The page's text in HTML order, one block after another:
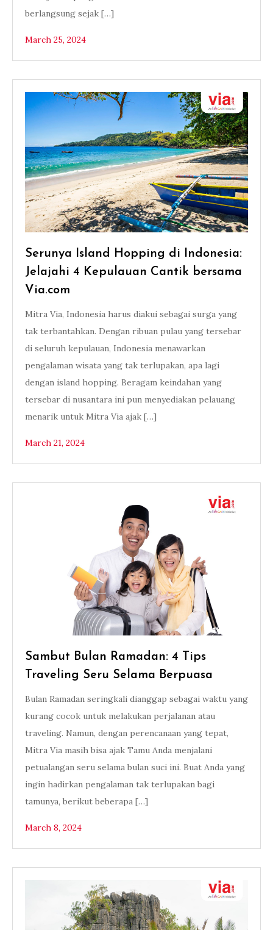
berlangsung sejak […]
March 25, 2024
Serunya Island Hopping di Indonesia:
Jelajahi 4 Kepulauan Cantik bersama
Via.com
Mitra Via, Indonesia harus diakui sebagai surga yang
tak terbantahkan. Dengan ribuan pulau yang tersebar
di seluruh kepulauan, Indonesia menawarkan
pengalaman wisata yang tak terlupakan, apa lagi
dengan island hopping. Beragam keindahan yang
tersebar di nusantara ini pun menyediakan pelauang
menarik untuk Mitra Via ajak […]
March 21, 2024
Sambut Bulan Ramadan: 4 Tips
Traveling Seru Selama Berpuasa
Bulan Ramadan seringkali dianggap sebagai waktu yang
kurang cocok untuk melakukan perjalanan atau
traveling. Namun, dengan perencanaan yang tepat,
Mitra Via masih bisa ajak Tamu Anda menjalani
petualangan seru selama bulan suci ini. Buat Anda yang
ingin hadirkan pengalaman tak terlupakan bagi
tamunya, berikut beberapa […]
March 8, 2024